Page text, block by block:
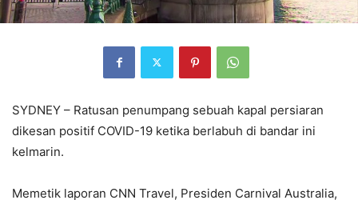
SYDNEY – Ratusan penumpang sebuah kapal persiaran
dikesan positif COVID-19 ketika berlabuh di bandar ini
kelmarin.
Memetik laporan CNN Travel, Presiden Carnival Australia,